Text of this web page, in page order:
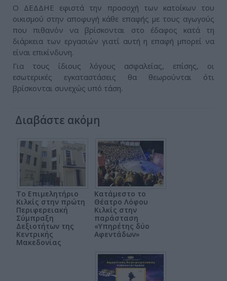
Ο ΔΕΔΔΗΕ εφιστά την προσοχή των κατοίκων του
οικισμού στην αποφυγή κάθε επαφής με τους αγωγούς
που πιθανόν να βρίσκονται στο έδαφος κατά τη
διάρκεια των εργασιών γιατί αυτή η επαφή μπορεί να
είναι επικίνδυνη.
Για τους ίδιους λόγους ασφαλείας, επίσης, οι
εσωτερικές εγκαταστάσεις θα θεωρούνται ότι
βρίσκονται συνεχώς υπό τάση.
Διαβάστε ακόμη
Το Επιμελητήριο
Κιλκίς στην πρώτη
Περιφερειακή
Σύμπραξη
Δεξιοτήτων της
Κεντρικής
Μακεδονίας
Κατάμεστο το
Θέατρο Λόφου
Κιλκίς στην
παράσταση
«Υπηρέτης δύο
Αφεντάδων»